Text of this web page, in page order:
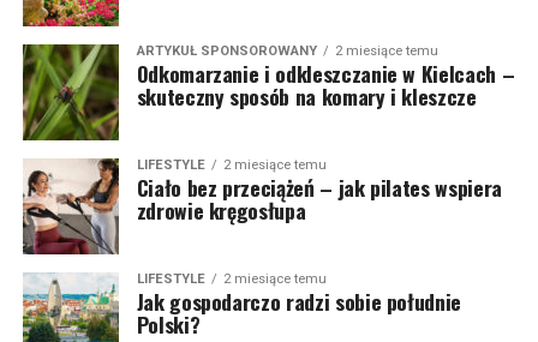
ARTYKUŁ SPONSOROWANY 2 miesiące temu
Odkomarzanie i odkleszczanie w Kielcach –
skuteczny sposób na komary i kleszcze
LIFESTYLE 2 miesiące temu
Ciało bez przeciążeń – jak pilates wspiera
zdrowie kręgosłupa
LIFESTYLE 2 miesiące temu
Jak gospodarczo radzi sobie południe
Polski?